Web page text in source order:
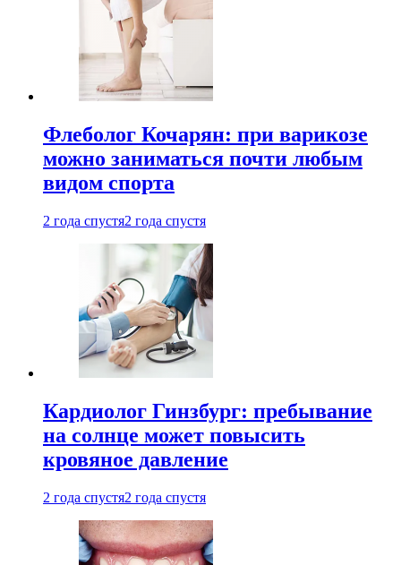
Флеболог Кочарян: при варикозе
можно заниматься почти любым
видом спорта
2 года спустя2 года спустя
Кардиолог Гинзбург: пребывание
на солнце может повысить
кровяное давление
2 года спустя2 года спустя